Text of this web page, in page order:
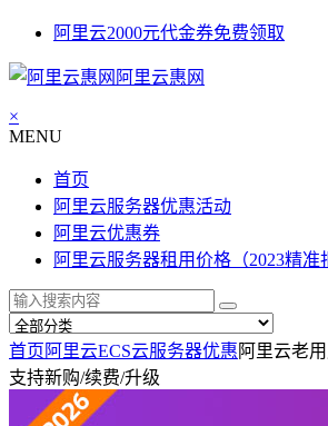
阿里云2000元代金券免费领取
阿里云惠网
×
MENU
首页
阿里云服务器优惠活动
阿里云优惠券
阿里云服务器租用价格（2023精准
首页 阿里云ECS云服务器优惠 阿里云老
支持新购/续费/升级